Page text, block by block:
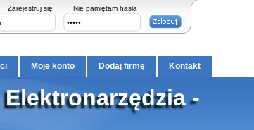
Zarejestruj się Nie pamiętam hasła
Moje konto Dodaj firmę Kontakt
-